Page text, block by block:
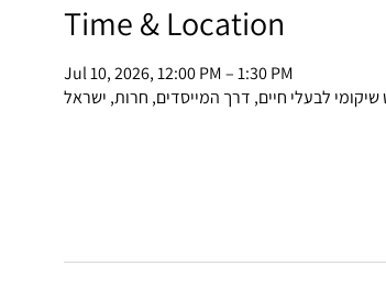
Time & Location
Jul 10, 2026, 12:00 PM – 1:30 PM
לבעלי חיים, דרך המייסדים, חרות, ישראל